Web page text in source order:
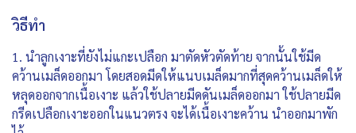
วิธีทำ
1. นำลูกเงาะที่ยังไม่แกะเปลือก มาตัดหัวตัดท้าย จากนั้นใช้มีด
คว้านเมล็ดออกมา โดยสอดมีดให้แนบเมล็ดมากที่สุดคว้านเมล็ดให้
หลุดออกจากเนื้อเงาะ แล้วใช้ปลายมีดดันเมล็ดออกมา ใช้ปลายมีด
กรีดเปลือกเงาะออกในแนวตรง จะได้เนื้อเงาะคว้าน นำออกมาพัก